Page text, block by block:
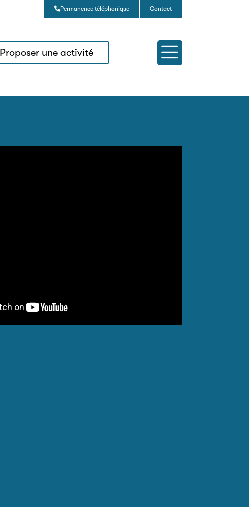
Permanence téléphonique Contact
Proposer une activité